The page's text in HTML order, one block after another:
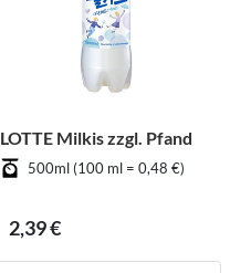
LOTTE Milkis zzgl. Pfand
500ml (100 ml = 0,48 €)
2,39 €